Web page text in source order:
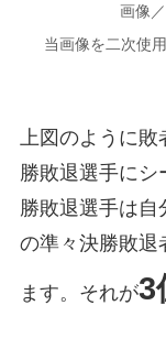
画像
当画像を二次使
上図のように敗
勝敗退選手にシ
勝敗退選手は自
の準々決勝敗退
ます。それが3